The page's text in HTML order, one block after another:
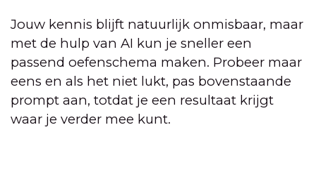
Jouw kennis blijft natuurlijk onmisbaar, maar
met de hulp van AI kun je sneller een
passend oefenschema maken. Probeer maar
eens en als het niet lukt, pas bovenstaande
prompt aan, totdat je een resultaat krijgt
waar je verder mee kunt.